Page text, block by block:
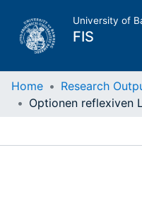
University of
FIS
Home
Home Research